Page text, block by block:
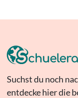
Suchst du noch
entdecke hier die